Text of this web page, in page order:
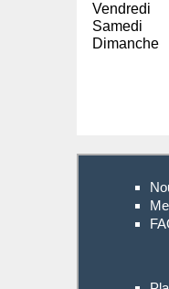
Vendredi
Samedi
Dimanche